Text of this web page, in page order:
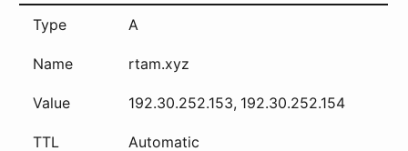
Type A
Name rtam.xyz
Value 192.30.252.153, 192.30.252.154
TTL Automatic